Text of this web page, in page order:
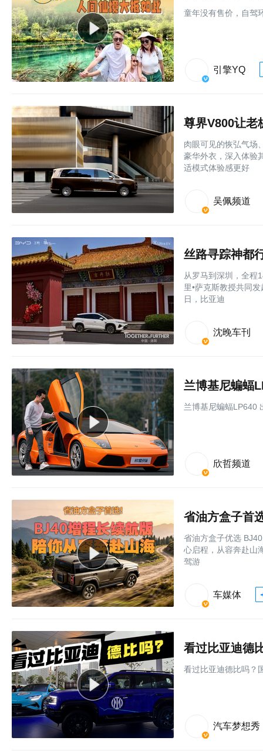
童年没有售价，自驾
引擎YQ
尊界V800让老
肉眼可见的恢弘气场
豪华外衣，深入体验
适模式体验感更好
吴佩频道
丝路寻踪神都
从罗马到深圳，全程
里•萨克斯教授共同
日，比亚迪
沈晚车刊
兰博基尼蝙蝠
兰博基尼蝙蝠LP640
欣哲频道
省油方盒子首
省油方盒子优选
心启程，从容奔赴山
驾游
车媒体
看过比亚迪德比吗？
汽车梦想秀